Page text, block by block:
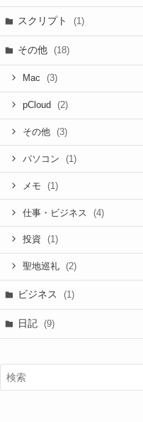
スクリプト (1)
その他 (18)
Mac (3)
pCloud (2)
その他 (3)
パソコン (1)
メモ (1)
仕事・ビジネス (4)
投資 (1)
聖地巡礼 (2)
ビジネス (1)
日記 (9)